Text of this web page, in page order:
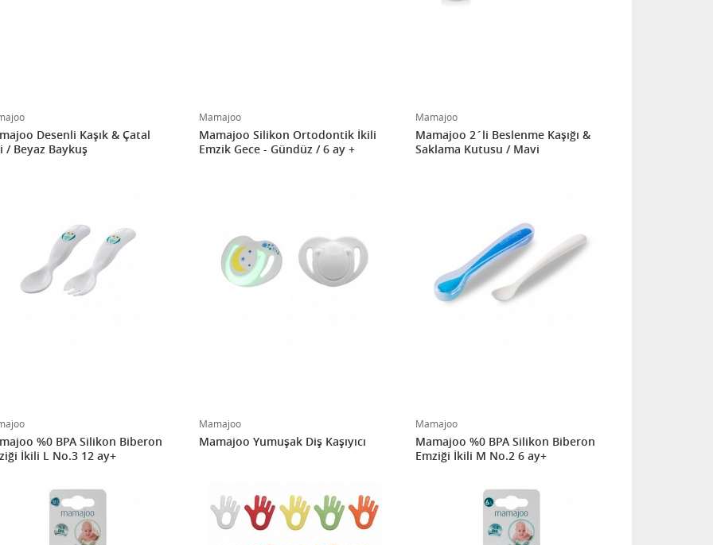
Desenli Kaşık & Çatal
/ Beyaz Baykuş
Mamajoo
Mamajoo Silikon Ortodontik İkili
Emzik Gece - Gündüz / 6 ay +
Mamajoo
Mamajoo 2´li Beslenme Kaşığı &
Saklama Kutusu / Mavi
%0 BPA Silikon Biberon
İkili L No.3 12 ay+
Mamajoo
Mamajoo Yumuşak Diş Kaşıyıcı
Mamajoo
Mamajoo %0 BPA Silikon Biberon
Emziği İkili M No.2 6 ay+